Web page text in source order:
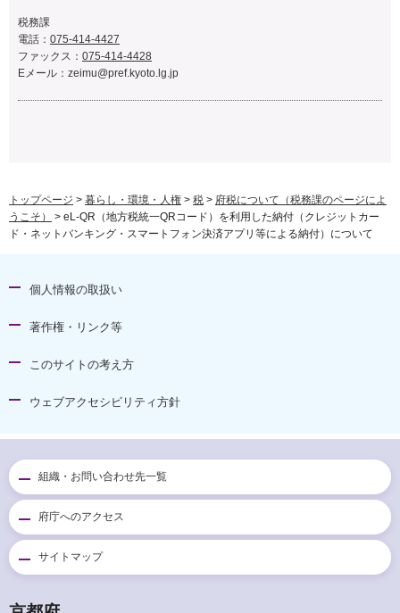
税務課
電話： 075-414-4427
ファックス： 075-414-4428
Eメール： zeimu@pref.kyoto.lg.jp
トップページ > 暮らし・環境・人権 > 税 > 府税について（税務課のページによ
うこそ）
> eL-QR（地方税統一QRコード）を利用した納付（クレジットカー
ド・ネットバンキング・スマートフォン決済アプリ等による納付）について
個人情報の取扱い
著作権・リンク等
このサイトの考え方
ウェブアクセシビリティ方針
組織・お問い合わせ先一覧
府庁へのアクセス
サイトマップ